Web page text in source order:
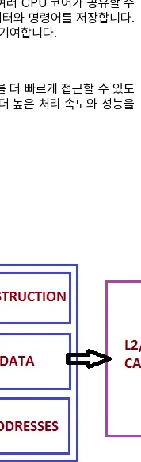
와 명령어를 저장합니다.
여합니다.
더 빠르게 접근할 수 있도
높은 처리 속도와 성능을